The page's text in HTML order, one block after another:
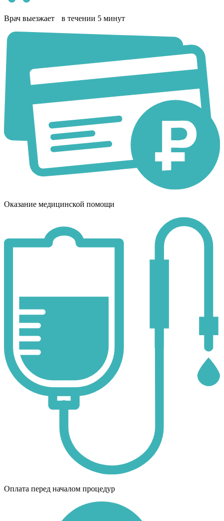
Врач выезжает в течении 5 минут
Оказание медицинской помощи
Оплата перед началом процедур